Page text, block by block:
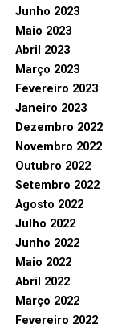
Junho 2023
Maio 2023
Abril 2023
Março 2023
Fevereiro 2023
Janeiro 2023
Dezembro 2022
Novembro 2022
Outubro 2022
Setembro 2022
Agosto 2022
Julho 2022
Junho 2022
Maio 2022
Abril 2022
Março 2022
Fevereiro 2022